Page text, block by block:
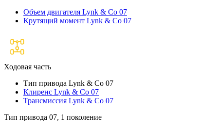
Объем двигателя Lynk & Co 07
Крутящий момент Lynk & Co 07
Ходовая часть
Тип привода Lynk & Co 07
Клиренс Lynk & Co 07
Трансмиссия Lynk & Co 07
Тип привода 07, 1 поколение